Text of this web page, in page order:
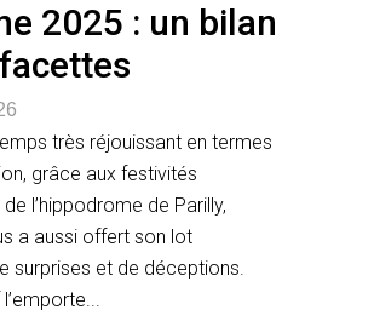
2025 : un bilan
très réjouissant en termes
grâce aux festivités
de l’hippodrome de Parilly,
a aussi offert son lot
surprises et de déceptions.